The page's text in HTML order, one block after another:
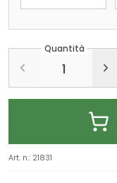
Quantità
Art. n.: 21831